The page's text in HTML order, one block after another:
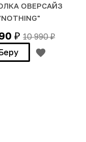
ОВЕРСАЙЗ
₽ 10 990₽